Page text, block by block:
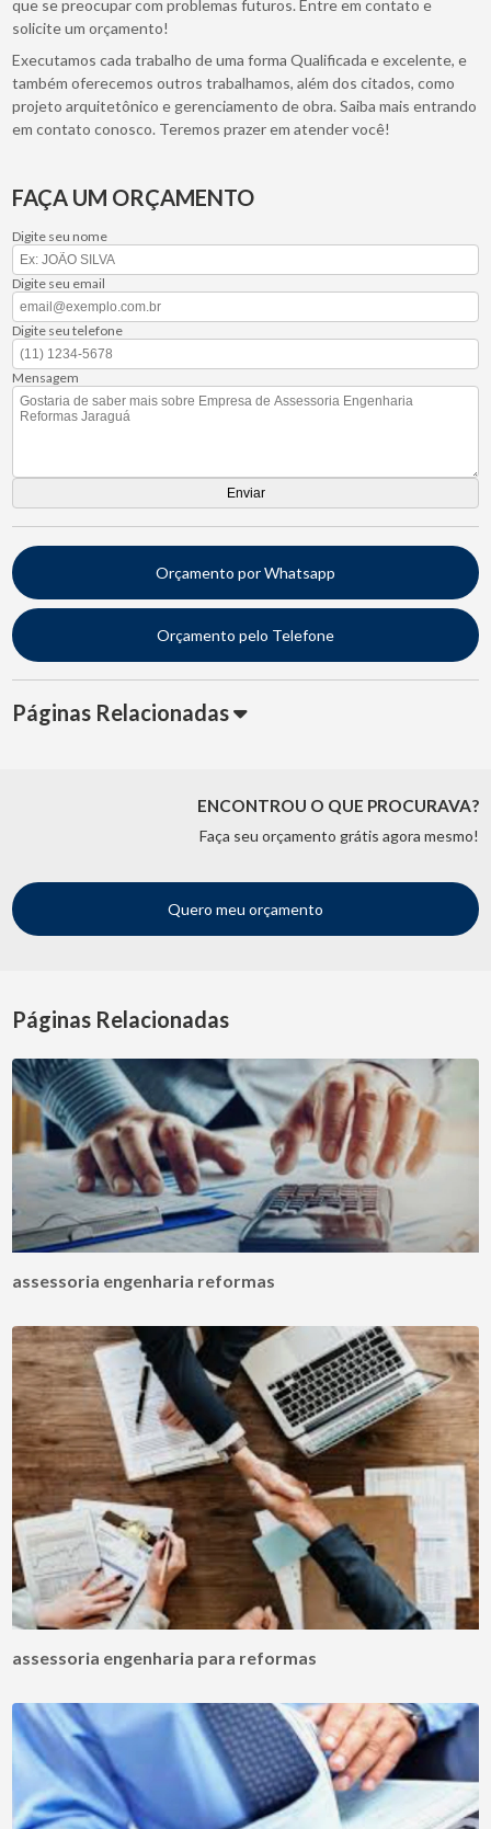
que se preocupar com problemas futuros. Entre em contato e
solicite um orçamento!
Executamos cada trabalho de uma forma Qualificada e excelente, e
também oferecemos outros trabalhamos, além dos citados, como
projeto arquitetônico e gerenciamento de obra. Saiba mais entrando
em contato conosco. Teremos prazer em atender você!
FAÇA UM ORÇAMENTO
Digite seu nome
Digite seu email
Digite seu telefone
Mensagem
Orçamento por Whatsapp
Orçamento pelo Telefone
Páginas Relacionadas
ENCONTROU O QUE PROCURAVA?
Faça seu orçamento grátis agora mesmo!
Quero meu orçamento
Páginas Relacionadas
assessoria engenharia reformas
assessoria engenharia para reformas